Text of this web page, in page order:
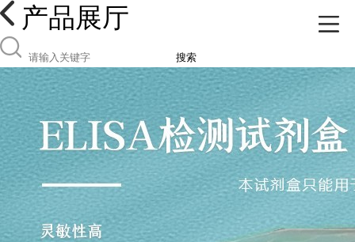
产品展厅
搜索